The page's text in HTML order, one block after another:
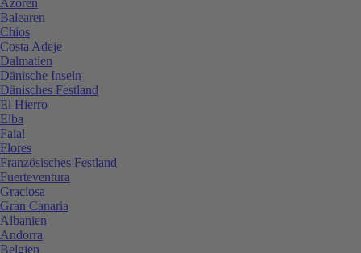
Balearen
Chios
Costa Adeje
Dalmatien
Dänische Inseln
Dänisches Festland
El Hierro
Elba
Faial
Flores
Französisches Festland
Fuerteventura
Graciosa
Gran Canaria
Albanien
Andorra
Belgien